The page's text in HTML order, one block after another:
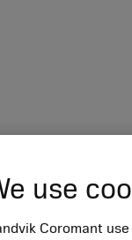
use
Coromant